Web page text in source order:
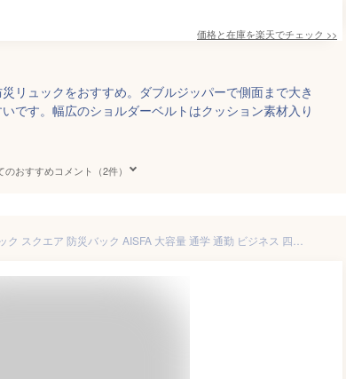
価格と在庫を楽天でチェック >>
リュックをおすすめ。ダブルジッパーで側面まで大き
です。幅広のショルダーベルトはクッション素材入り
のおすすめコメント（2件）